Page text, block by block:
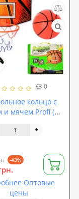
0
кольцо с
и мячем Profi (M
-43%
Оптовые
цены